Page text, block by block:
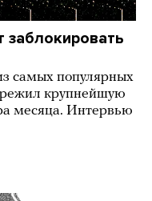
заблокировать
самых популярных
крупнейшую
месяца. Интервью